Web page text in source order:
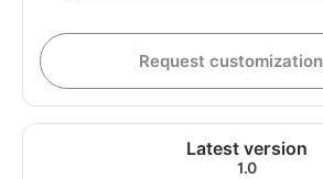
Request customization
Latest version
1.0